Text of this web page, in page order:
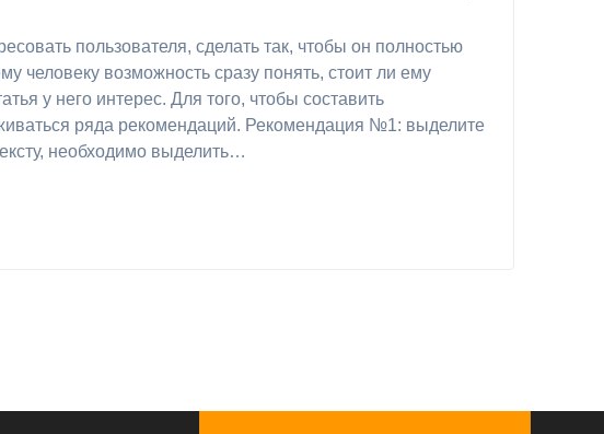
пользователя, сделать так, чтобы он полностью
человеку возможность сразу понять, стоит ли ему
у него интерес. Для того, чтобы составить
ряда рекомендаций. Рекомендация №1: выделите
необходимо выделить…